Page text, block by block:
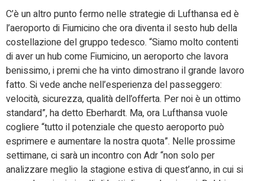
C’è un altro punto fermo nelle strategie di Lufthansa ed è
l’aeroporto di Fiumicino che ora diventa il sesto hub della
costellazione del gruppo tedesco. “Siamo molto contenti
di aver un hub come Fiumicino, un aeroporto che lavora
benissimo, i premi che ha vinto dimostrano il grande lavoro
fatto. Si vede anche nell’esperienza del passeggero:
velocità, sicurezza, qualità dell’offerta. Per noi è un ottimo
standard”, ha detto Eberhardt. Ma, ora Lufthansa vuole
cogliere “tutto il potenziale che questo aeroporto può
esprimere e aumentare la nostra quota”. Nelle prossime
settimane, ci sarà un incontro con Adr “non solo per
analizzare meglio la stagione estiva di quest’anno, in cui si